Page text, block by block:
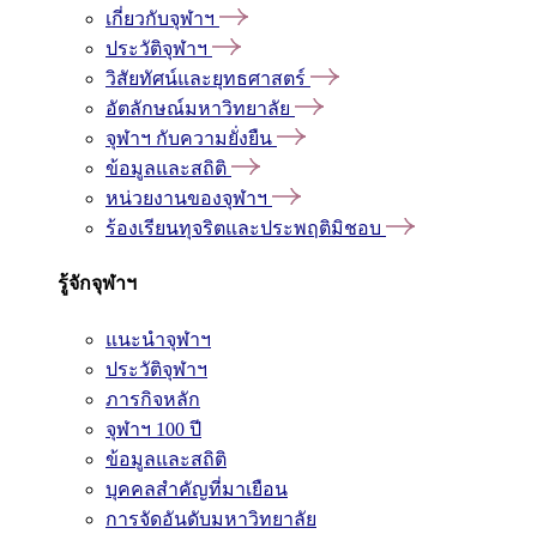
เกี่ยวกับจุฬาฯ
ประวัติจุฬาฯ
วิสัยทัศน์และยุทธศาสตร์
อัตลักษณ์มหาวิทยาลัย
จุฬาฯ กับความยั่งยืน
ข้อมูลและสถิติ
หน่วยงานของจุฬาฯ
ร้องเรียนทุจริตและประพฤติมิชอบ
รู้จักจุฬาฯ
แนะนำจุฬาฯ
ประวัติจุฬาฯ
ภารกิจหลัก
จุฬาฯ 100 ปี
ข้อมูลและสถิติ
บุคคลสำคัญที่มาเยือน
การจัดอันดับมหาวิทยาลัย